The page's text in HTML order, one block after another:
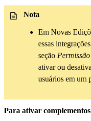
Nota
Em Novas
essas
seção
ativar ou
usuários em um
Para ativar